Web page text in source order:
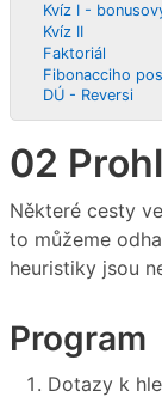
Kvíz I -
Kvíz II
Faktoriál
Fibonacciho
DÚ - Reversi
02
Některé cesty
to můžeme
heuristiky jsou
Program
Dotazy k